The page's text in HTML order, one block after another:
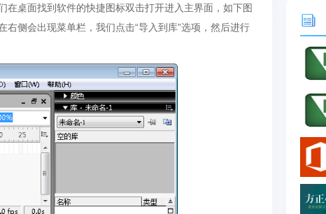
桌面找到软件的快捷图标双击打开进入主界面，如下图
侧会出现菜单栏，我们点击“导入到库”选项，然后进行